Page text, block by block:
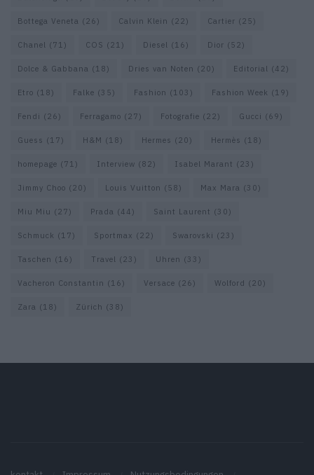
Bottega Veneta (26) Calvin Klein (22) Cartier (25)
Chanel (71) COS (21) Diesel (16) Dior (52)
Dolce & Gabbana (18) Dries van Noten (20) Editorial (42)
Etro (18) Falke (35) Fashion (103) Fashion Week (19)
Fendi (26) Ferragamo (27) Fotografie (22) Gucci (69)
Guess (17) H&M (18) Hermes (20) Hermès (18)
homepage (71) Interview (82) Isabel Marant (23)
Jimmy Choo (20) Louis Vuitton (58) Max Mara (30)
Miu Miu (27) Prada (44) Saint Laurent (30)
Schmuck (17) Sportmax (22) Swarovski (23)
Taschen (16) Travel (23) Uhren (33)
Vacheron Constantin (16) Versace (26) Wolford (20)
Zara (18) Zürich (38)